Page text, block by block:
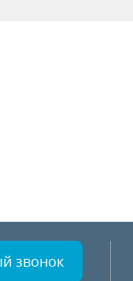
звонок